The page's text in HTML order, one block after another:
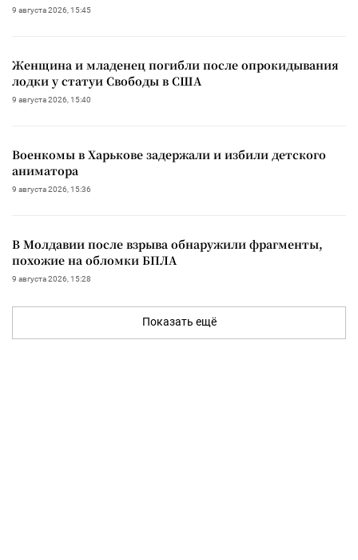
9 августа 2026, 15:45
Женщина и младенец погибли после опрокидывания
лодки у статуи Свободы в США
9 августа 2026, 15:40
Военкомы в Харькове задержали и избили детского
аниматора
9 августа 2026, 15:36
В Молдавии после взрыва обнаружили фрагменты,
похожие на обломки БПЛА
9 августа 2026, 15:28
Показать ещё